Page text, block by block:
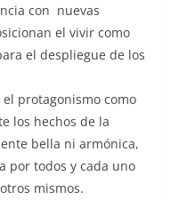
con nuevas
el vivir como
el despliegue de los
protagonismo como
los hechos de la
bella ni armónica,
por todos y cada uno
mismos.